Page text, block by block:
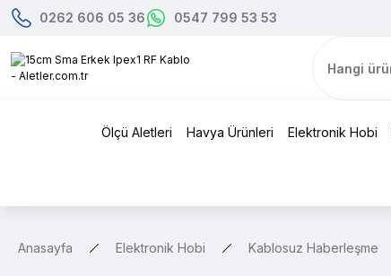
0262 606 05 36 0547 799 53 53
Ölçü Aletleri Havya Ürünleri Elektronik Hobi
Anasayfa Elektronik Hobi Kablosuz Haberleşme